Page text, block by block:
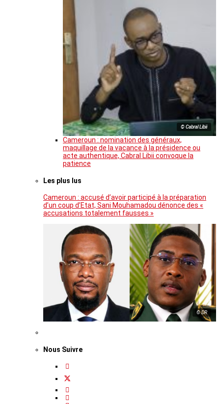
© Cabral Libii
Cameroun : nomination des généraux,
maquillage de la vacance à la présidence ou
acte authentique, Cabral Libii convoque la
patience
Les plus lus
Cameroun : accusé d’avoir participé à la préparation
d’un coup d’Etat, Sani Mouhamadou dénonce des «
accusations totalement fausses »
© DR
Nous Suivre